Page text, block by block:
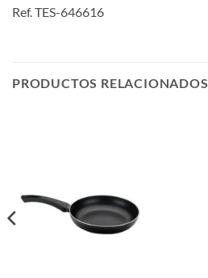
Ref. TES-646616
PRODUCTOS RELACIONADOS